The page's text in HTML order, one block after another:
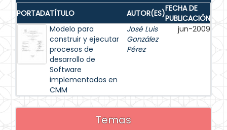
PORTADATÍTULO AUTOR(ES)FECHA DE
PUBLICACIÓN
Modelo para
construir y ejecutar
procesos de
desarrollo de
Software
implementados en
CMM
José Luis
González
Pérez
jun-2009
Temas